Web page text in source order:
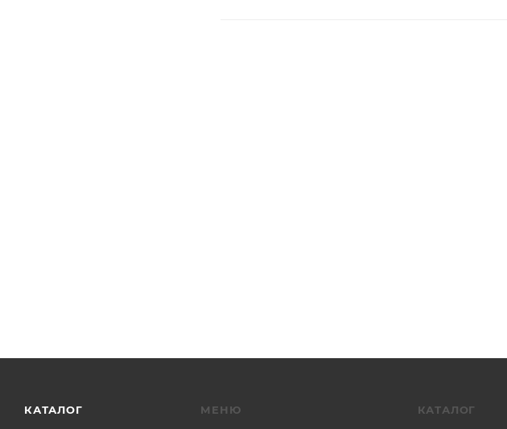
КАТАЛОГ МЕНЮ КАТАЛОГ